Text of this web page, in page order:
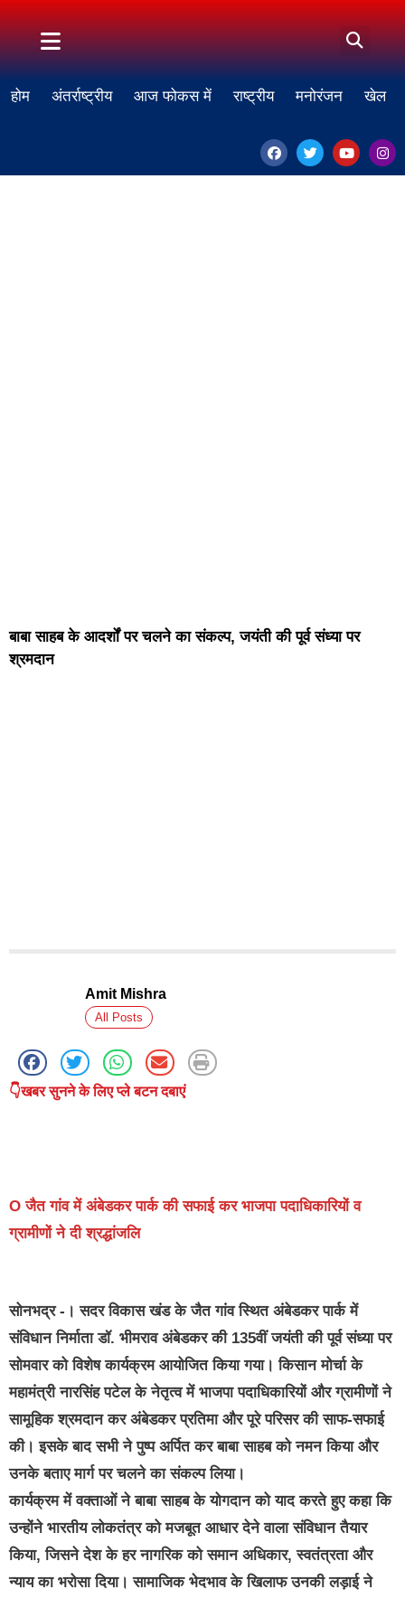
होम अंतर्राष्ट्रीय आज फोकस में राष्ट्रीय मनोरंजन खेल
बाबा साहब के आदर्शों पर चलने का संकल्प, जयंती की पूर्व संध्या पर
श्रमदान
Amit Mishra
All Posts
👇खबर सुनने के लिए प्ले बटन दबाएं
O जैत गांव में अंबेडकर पार्क की सफाई कर भाजपा पदाधिकारियों व
ग्रामीणों ने दी श्रद्धांजलि
सोनभद्र -। सदर विकास खंड के जैत गांव स्थित अंबेडकर पार्क में
संविधान निर्माता डॉ. भीमराव अंबेडकर की 135वीं जयंती की पूर्व संध्या पर
सोमवार को विशेष कार्यक्रम आयोजित किया गया। किसान मोर्चा के
महामंत्री नारसिंह पटेल के नेतृत्व में भाजपा पदाधिकारियों और ग्रामीणों ने
सामूहिक श्रमदान कर अंबेडकर प्रतिमा और पूरे परिसर की साफ-सफाई
की। इसके बाद सभी ने पुष्प अर्पित कर बाबा साहब को नमन किया और
उनके बताए मार्ग पर चलने का संकल्प लिया।
कार्यक्रम में वक्ताओं ने बाबा साहब के योगदान को याद करते हुए कहा कि
उन्होंने भारतीय लोकतंत्र को मजबूत आधार देने वाला संविधान तैयार
किया, जिसने देश के हर नागरिक को समान अधिकार, स्वतंत्रता और
न्याय का भरोसा दिया। सामाजिक भेदभाव के खिलाफ उनकी लड़ाई ने